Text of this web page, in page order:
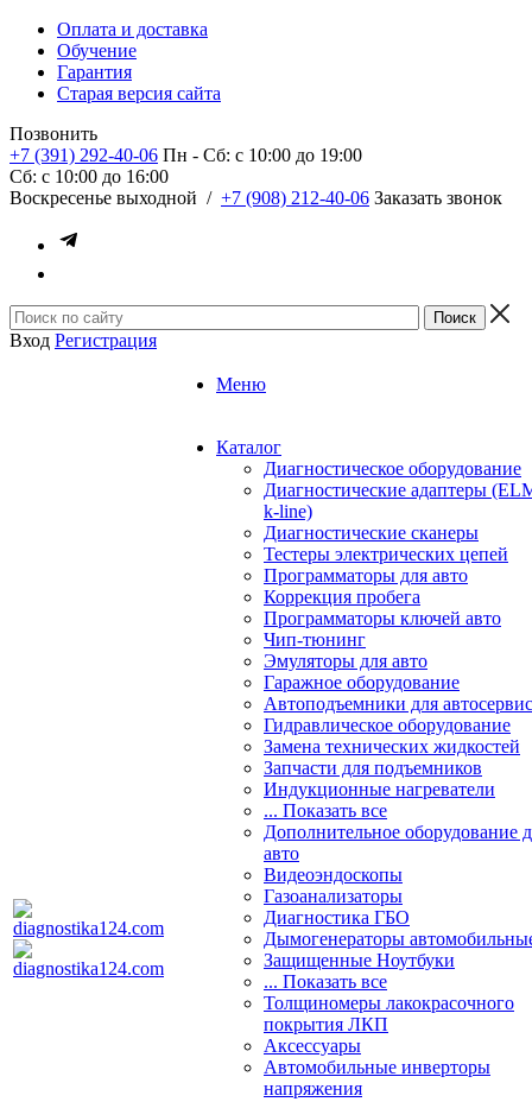
Оплата и доставка
Обучение
Гарантия
Старая версия сайта
Позвонить
+7 (391) 292-40-06 Пн - Сб: c 10:00 до 19:00
Сб: c 10:00 до 16:00
​Воскресенье выходной / +7 (908) 212-40-06 Заказать звонок
Вход Регистрация
Меню
Каталог
Диагностическое оборудование
Диагностические адаптеры
k-line)
Диагностические сканеры
Тестеры электрических цепей
Программаторы для авто
Коррекция пробега
Программаторы ключей авто
Чип-тюнинг
Эмуляторы для авто
Гаражное оборудование
Автоподъемники для
Гидравлическое оборудование
Замена технических жидкостей
Запчасти для подъемников
Индукционные нагреватели
... Показать все
Дополнительное оборудование
авто
Видеоэндоскопы
Газоанализаторы
Диагностика ГБО
Дымогенераторы
Защищенные Ноутбуки
... Показать все
Толщиномеры лакокрасочного
покрытия ЛКП
Аксессуары
Автомобильные инверторы
напряжения